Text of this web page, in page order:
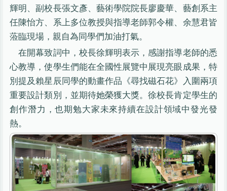
輝明、副校長張文彥、藝術學院院長廖慶華、藝創系主
任陳怡方、系上多位教授與指導老師郭令權、余慧君皆
蒞臨現場，親自為同學們加油打氣。
在開幕致詞中，校長徐輝明表示，感謝指導老師的悉
心教導，使學生們能在全國性展覽中展現亮眼成果，特
別提及賴星辰同學的動畫作品《尋找磁石花》入圍兩項
重要設計類別，並期待她榮獲大獎。徐校長肯定學生的
創作潛力，也期勉大家未來持續在設計領域中發光發
熱。